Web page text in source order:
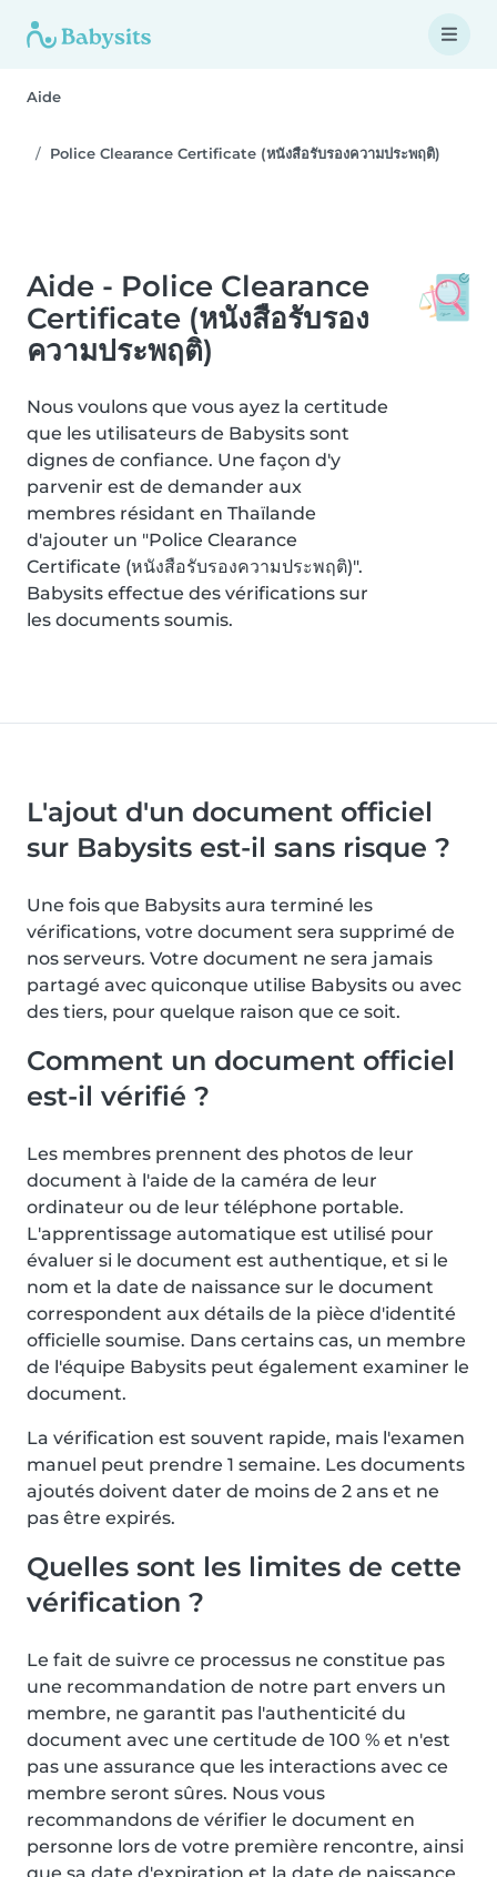
Aide
Police Clearance Certificate (หนังสือรับรองความประพฤติ)
Aide - Police Clearance
Certificate (หนังสือรับรอง
ความประพฤติ)
Nous voulons que vous ayez la certitude
que les utilisateurs de Babysits sont
dignes de confiance. Une façon d'y
parvenir est de demander aux
membres résidant en Thaïlande
d'ajouter un "Police Clearance
Certificate (หนังสือรับรองความประพฤติ)".
Babysits effectue des vérifications sur
les documents soumis.
L'ajout d'un document officiel
sur Babysits est-il sans risque ?
Une fois que Babysits aura terminé les
vérifications, votre document sera supprimé de
nos serveurs. Votre document ne sera jamais
partagé avec quiconque utilise Babysits ou avec
des tiers, pour quelque raison que ce soit.
Comment un document officiel
est-il vérifié ?
Les membres prennent des photos de leur
document à l'aide de la caméra de leur
ordinateur ou de leur téléphone portable.
L'apprentissage automatique est utilisé pour
évaluer si le document est authentique, et si le
nom et la date de naissance sur le document
correspondent aux détails de la pièce d'identité
officielle soumise. Dans certains cas, un membre
de l'équipe Babysits peut également examiner le
document.
La vérification est souvent rapide, mais l'examen
manuel peut prendre 1 semaine. Les documents
ajoutés doivent dater de moins de 2 ans et ne
pas être expirés.
Quelles sont les limites de cette
vérification ?
Le fait de suivre ce processus ne constitue pas
une recommandation de notre part envers un
membre, ne garantit pas l'authenticité du
document avec une certitude de 100 % et n'est
pas une assurance que les interactions avec ce
membre seront sûres. Nous vous
recommandons de vérifier le document en
personne lors de votre première rencontre, ainsi